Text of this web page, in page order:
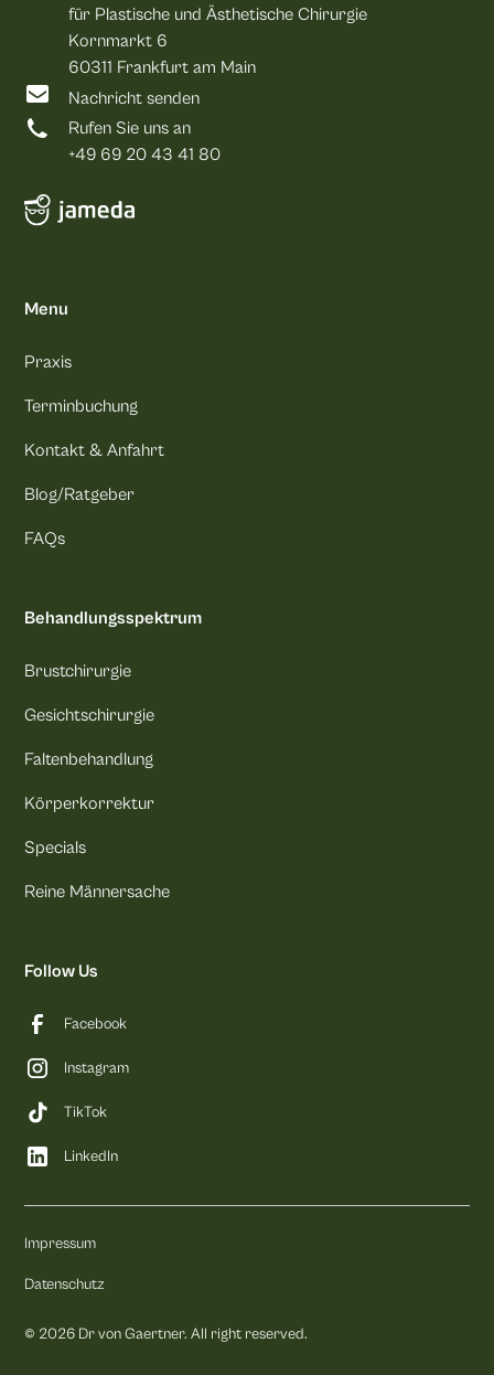
für Plastische und Ästhetische Chirurgie
Kornmarkt 6
60311 Frankfurt am Main
Nachricht senden
Rufen Sie uns an
+49 69 20 43 41 80
Menu
Praxis
Terminbuchung
Kontakt & Anfahrt
Blog/Ratgeber
FAQs
Behandlungsspektrum
Brustchirurgie
Gesichtschirurgie
Faltenbehandlung
Körperkorrektur
Specials
Reine Männersache
Follow Us
Facebook
Instagram
TikTok
LinkedIn
© 2026 Dr von Gaertner. All right reserved.
Impressum
Datenschutz